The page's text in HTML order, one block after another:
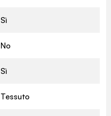
Sì
No
Sì
Tessuto